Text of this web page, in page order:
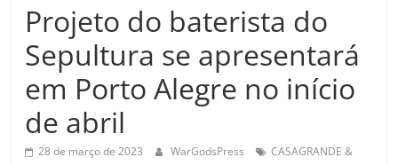
Projeto do baterista do
Sepultura se apresentará
em Porto Alegre no início
de abril
28 de março de 2023 WarGodsPress
CASAGRANDE &